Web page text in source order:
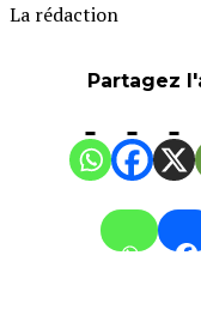
La rédaction
Partagez